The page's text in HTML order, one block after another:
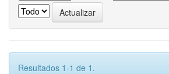
Resultados 1-1 de 1.